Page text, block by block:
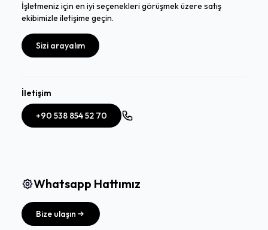
İşletmeniz için en iyi seçenekleri görüşmek üzere satış
ekibimizle iletişime geçin.
Sizi arayalım
İletişim
+90 538 854 52 70
Whatsapp Hattımız
Bize ulaşın